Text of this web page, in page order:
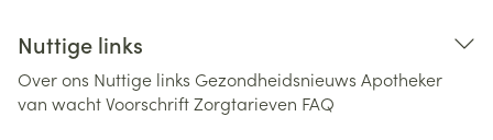
Nuttige links
Over ons Nuttige links Gezondheidsnieuws Apotheker
van wachtVoorschriftZorgtarieven FAQ